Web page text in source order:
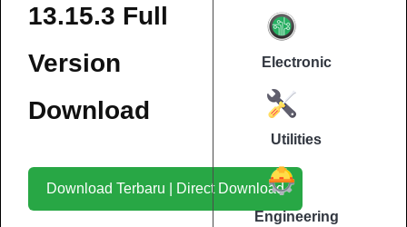
13.15.3 Full
Version
Download
Download Terbaru | Direct Download
Electronic
Utilities
Engineering